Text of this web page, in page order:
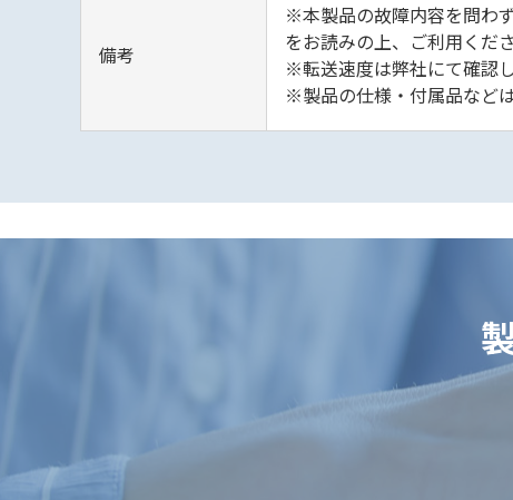
備考
※本製品の故障内容を問わ
をお読みの上、ご利用くださ
※転送速度は弊社にて確認
※製品の仕様・付属品など